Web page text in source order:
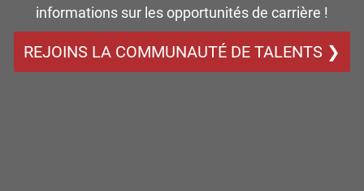
informations sur les opportunités de carrière !
REJOINS LA COMMUNAUTÉ DE TALENTS ❯